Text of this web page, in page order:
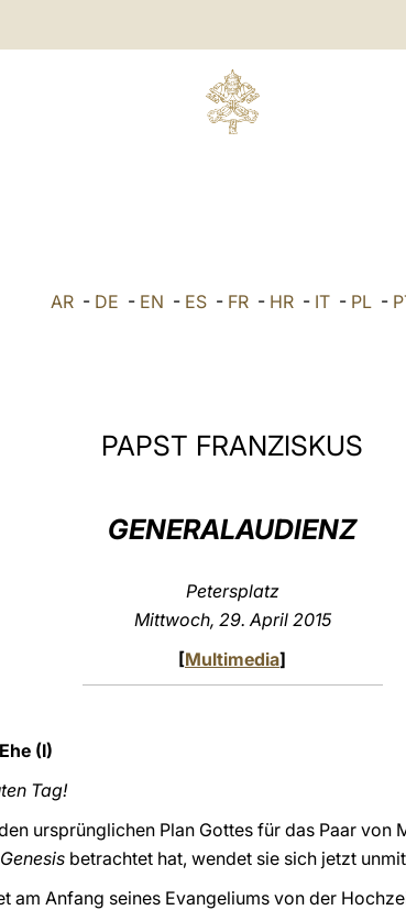
AR- DE - EN - ES- FR- HR- IT- PL-
PAPST FRANZISKUS
GENERALAUDIENZ
Petersplatz
Mittwoch, 29. April 2015
[Multimedia]
(I)
Tag!
ursprünglichen Plan Gottes für das Paar von
betrachtet hat, wendet sie sich jetzt
am Anfang seines Evangeliums von der